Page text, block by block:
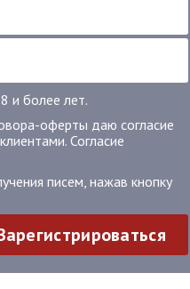
и более лет.
оферты даю согласие
Согласие
писем, нажав кнопку